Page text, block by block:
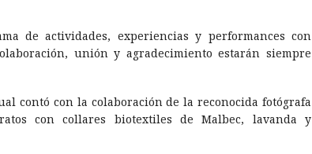
de actividades, experiencias y performances con
unión y agradecimiento estarán siempre
contó con la colaboración de la reconocida fotógrafa
con collares biotextiles de Malbec, lavanda y